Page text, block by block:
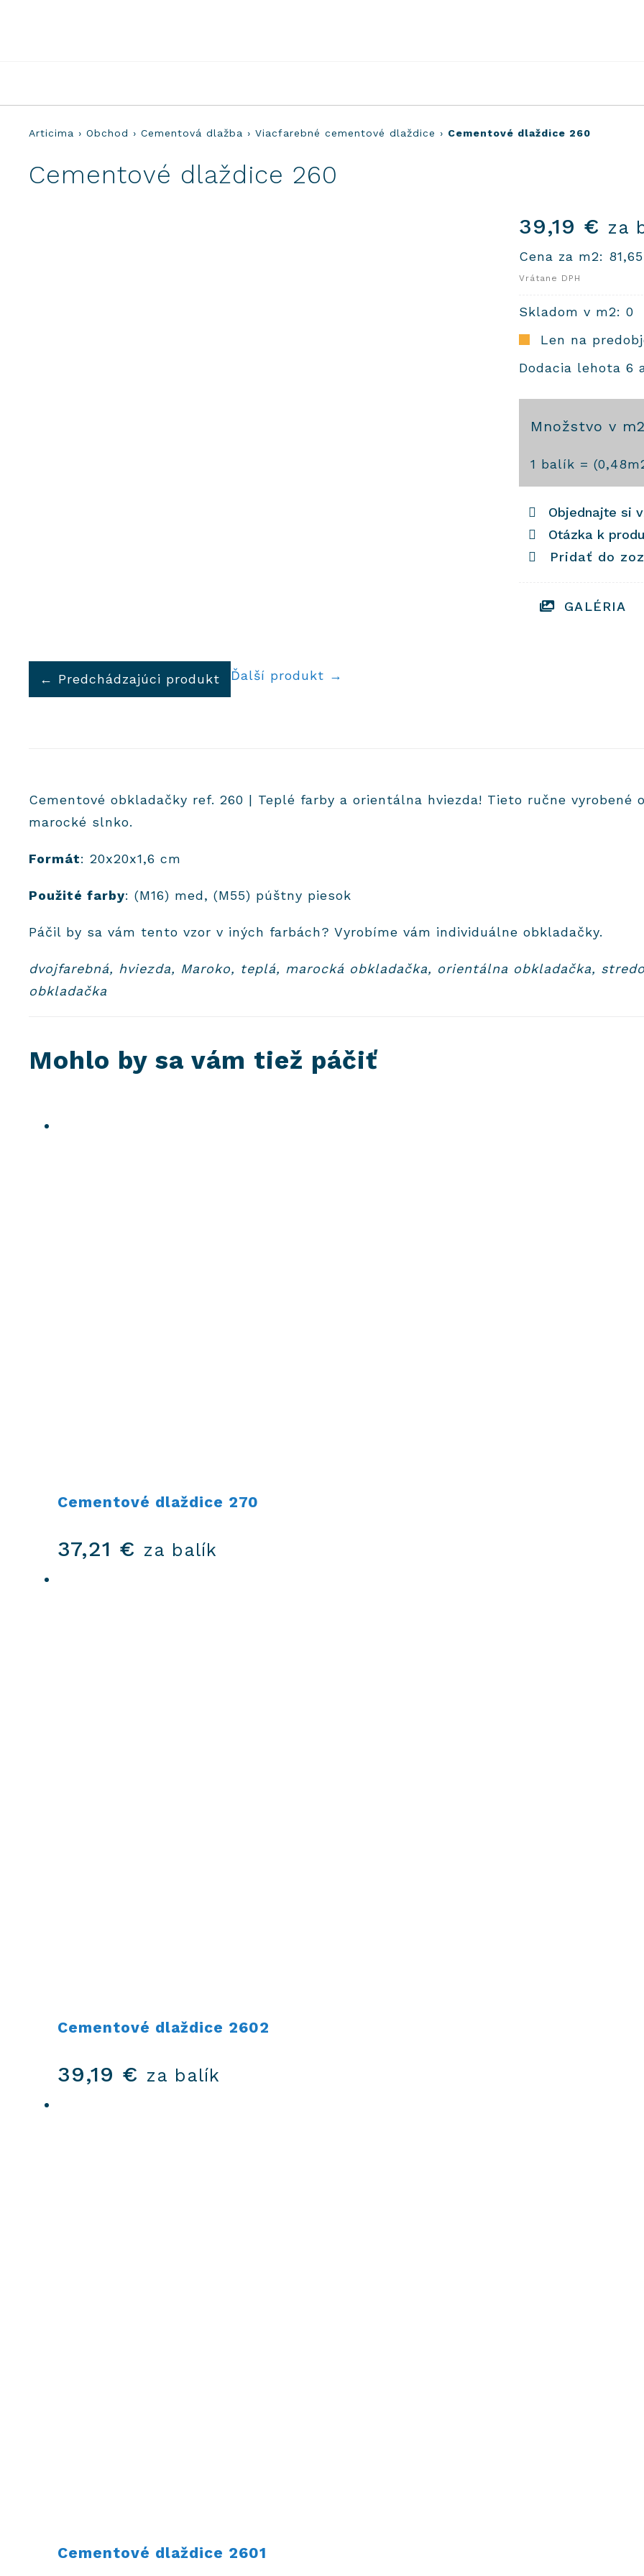
Articima › Obchod › Cementová dlažba › Viacfarebné cementové dlaždice › Cementové dlaždice 260
Cementové dlaždice 260
39,19 € za
Cena za m2: 81,65
Vrátane DPH
Skladom v m2: 0
Len na
Dodacia lehota 6
Množstvo v m2
1 balík = (0,48
dlaždice
260
Objednajte si
Otázka k
Pridať do
GALÉRIA
← Predchádzajúci produkt Ďalší produkt →
Cementové obkladačky ref. 260 | Teplé farby a orientálna hviezda! Tieto ručne vyrobené
marocké slnko.
Formát: 20x20x1,6 cm
Použité farby: (M16) med, (M55) púštny piesok
Páčil by sa vám tento vzor v iných farbách? Vyrobíme vám individuálne obkladačky.
dvojfarebná, hviezda, Maroko, teplá, marocká obkladačka, orientálna obkladačka,
obkladačka
Mohlo by sa vám tiež páčiť
Cementové dlaždice 270
37,21 € za balík
Cementové dlaždice 2602
39,19 € za balík
Cementové dlaždice 2601